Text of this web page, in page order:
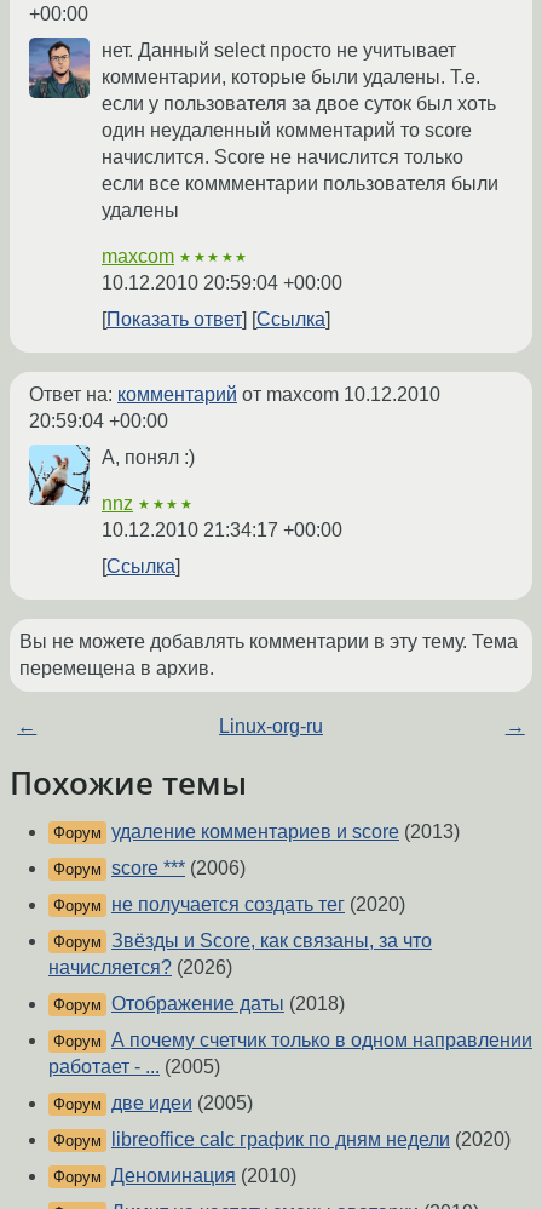
+00:00
нет. Данный select просто не учитывает
комментарии, которые были удалены. Т.е.
если у пользователя за двое суток был хоть
один неудаленный комментарий то score
начислится. Score не начислится только
если все коммментарии пользователя были
удалены
maxcom ★★★★★
10.12.2010 20:59:04 +00:00
Показать ответ
Ссылка
Ответ на: комментарий от maxcom 10.12.2010
20:59:04 +00:00
А, понял :)
nnz ★★★★
10.12.2010 21:34:17 +00:00
Ссылка
Вы не можете добавлять комментарии в эту тему. Тема
перемещена в архив.
← Linux-org-ru →
Похожие темы
Форум удаление комментариев и score (2013)
Форум score *** (2006)
Форум не получается создать тег (2020)
Форум Звёзды и Score, как связаны, за что
начисляется? (2026)
Форум Отображение даты (2018)
Форум А почему счетчик только в одном направлении
работает - ... (2005)
Форум две идеи (2005)
Форум libreoffice calc график по дням недели (2020)
Форум Деноминация (2010)